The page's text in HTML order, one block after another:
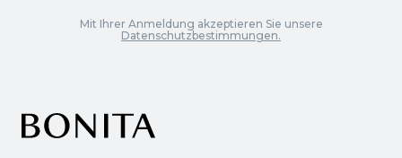
Mit Ihrer Anmeldung akzeptieren Sie unsere
Datenschutzbestimmungen.